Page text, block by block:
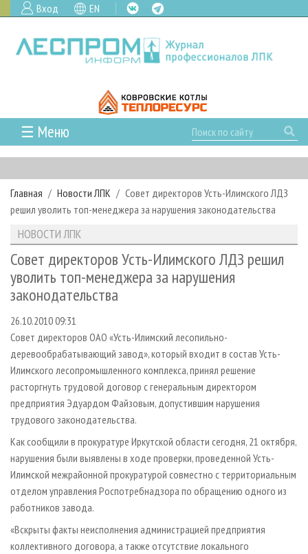
Вход EN
☰ Меню
ГЛАВНАЯ
РУБРИКИ И ТЕМЫ
РУБРИКИ ЖУРНАЛА
ЛЕСОЗАГОТОВКА
ЛЕСОПИЛЕНИЕ
ДЕРЕВООБРАБОТКА
СУШКА ДРЕВЕСИНЫ
ПРОИЗВОДСТВО ДРЕВЕСНЫХ ПЛИТ
ДЕРЕВЯННОЕ ДОМОСТРОЕНИЕ
ПРОИЗВОДСТВО МЕБЕЛИ
БИОЭНЕРГЕТИКА
ИНСТРУМЕНТ И МАТЕРИАЛЫ
НОВОСТИ
НОВОСТИ ЛПК
НОВОСТИ ЖУРНАЛА
НОВОСТИ КОМПАНИЙ
ПРОЕКТЫ ЛПИ
АНАЛИТИКА
ПРЕДПРИЯТИЯ ЛПК
ЛЕСНЫЕ РЕГИОНЫ РОССИИ
ПЕРСОНЫ
МОБИЛЬНЫЕ ВЫСТАВКИ
ОФИЦИАЛЬНЫЕ ДЕЛЕГАЦИИ
ПРИОРИТЕТНЫЕ ИНВЕСТПРОЕКТЫ
RUSSIAN FORESTRY REVIEW
БИБЛИОТЕКА СПЕЦИАЛИСТА
АРХИВ ЖУРНАЛОВ
СТАТЬИ
О ЖУРНАЛЕ
ПОДПИСКА
КОНТАКТЫ
РЕКЛАМОДАТЕЛЯМ
РЕКЛАМА
РЕКЛАМА НА САЙТЕ
Главная Новости ЛПК
Совет директоров Усть-Илимского ЛДЗ
решил уволить топ-менеджера за нарушения законодательства
НОВОСТИ ЛПК
Совет директоров Усть-Илимского ЛДЗ решил
уволить топ-менеджера за нарушения
законодательства
26.10.2010 09:31
Совет директоров ОАО «Усть-Илимский лесопильно-
деревообрабатывающий завод», который входит в состав Усть-
Илимского лесопромышленного комплекса, принял решение
расторгнуть трудовой договор с генеральным директором
предприятия Эдуардом Файзовым, допустившим нарушения
трудового законодательства.
Как сообщили в прокуратуре Иркутской области сегодня, 21 октября,
нарушения были выявлены в ходе проверки, проведенной Усть-
Илимской межрайонной прокуратурой совместно с территориальным
отделом управления Роспотребнадзора по обращению одного из
работников завода.
«Вскрыты факты неисполнения администрацией предприятия
коллективного договора, а также отсутствие локального